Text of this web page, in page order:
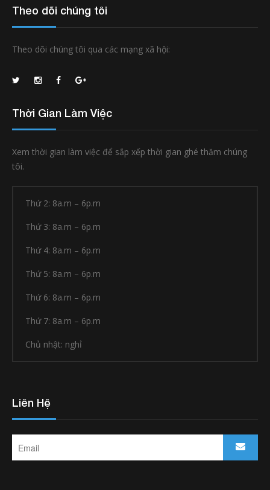
Theo dõi chúng tôi
Theo dõi chúng tôi qua các mạng xã hội:
Thời Gian Làm Việc
Xem thời gian làm việc để sắp xếp thời gian ghé thăm chúng
tôi.
Thứ 2: 8a.m – 6p.m
Thứ 3: 8a.m – 6p.m
Thứ 4: 8a.m – 6p.m
Thứ 5: 8a.m – 6p.m
Thứ 6: 8a.m – 6p.m
Thứ 7: 8a.m – 6p.m
Chủ nhật: nghỉ
Liên Hệ